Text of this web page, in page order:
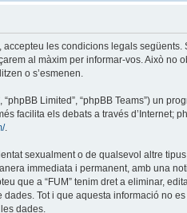
accepteu les condicions legals
al màxim per informar-vos. Això
o s’esmenen.
Limited”, “phpBB Teams”) un
facilita els debats a través d’Internet;
.
sexualment o de qualsevol altre
immediata i permanent, amb una
que a “FUM” tenim dret a eliminar,
Tot i que aquesta informació no
dades.